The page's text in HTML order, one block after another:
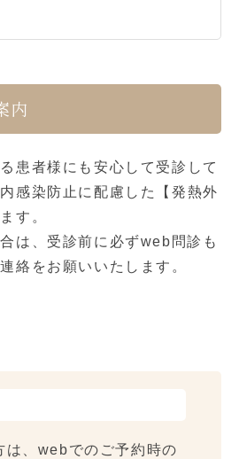
内
患者様にも安心して受診して
感染防止に配慮した【発熱外
す。
は、受診前に必ずweb問診も
絡をお願いいたします。
は、webでのご予約時の